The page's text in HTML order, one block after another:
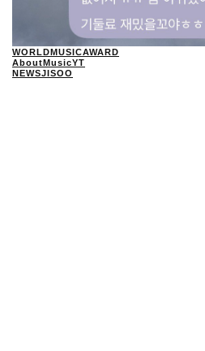
WORLDMUSICAWARD
AboutMusicYT
NEWSJISOO